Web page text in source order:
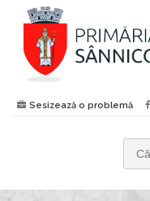
Sesizează o problemă